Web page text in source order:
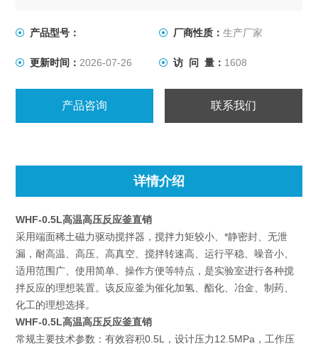
药、化工的理想选择。
产品型号： 厂商性质： 生产厂家
更新时间： 2026-07-26 访 问 量： 1608
产品咨询 联系我们
详情介绍
WHF-0.5L高温高压反应釜直销
采用端面稀土磁力驱动搅拌器，搅拌力矩较小、*静密封、无泄
漏，耐高温、高压、高真空、搅拌转速高、运行平稳、噪音小、
适用范围广、使用简单、操作方便等特点，是实验室进行各种搅
拌反应的理想装置。该反应釜为催化加氢、酯化、冶金、制药、
化工的理想选择。
WHF-0.5L高温高压反应釜直销
常规主要技术参数：有效容积0.5L，设计压力12.5MPa，工作压